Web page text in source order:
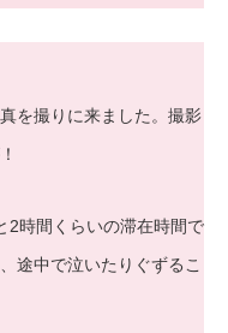
を撮りに来ました。撮影
2時間くらいの滞在時間で
途中で泣いたりぐずるこ